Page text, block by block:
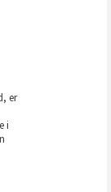
er
i